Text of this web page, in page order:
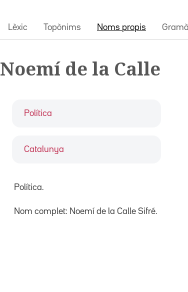
Lèxic Topònims Noms propis
Noemí de la Calle
Política
Catalunya
Política.
Nom complet: Noemí de la Calle Sifré.